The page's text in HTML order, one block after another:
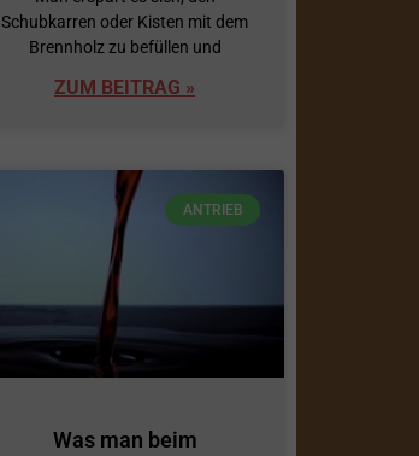
Schubkarren oder Kisten mit dem
Brennholz zu befüllen und
ZUM BEITRAG »
ANTRIEB
Was man beim